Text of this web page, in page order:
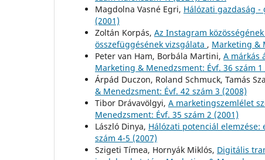
Magdolna Vasné Egri, Hálózati gazdaság -
(2001)
Zoltán Korpás, Az Instagram
összefüggésének vizsgálata , Marketing &
Peter van Ham, Borbála Martini, A márkás
Marketing & Menedzsment: Évf. 36 szám 1
Árpád Duczon, Roland Schmuck, Tamás
& Menedzsment: Évf. 42 szám 3 (2008)
Tibor Drávavölgyi, A marketingszemlélet
Menedzsment: Évf. 35 szám 2 (2001)
László Dinya, Hálózati potenciál
szám 4-5 (2007)
Szigeti Tímea, Hornyák Miklós, Digitális